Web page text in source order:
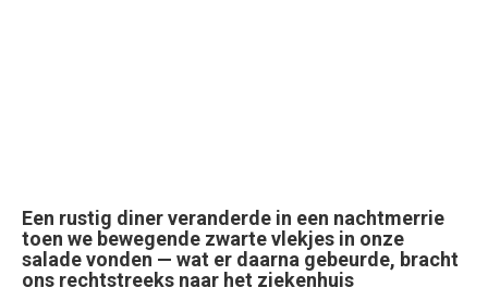
Een rustig diner veranderde in een nachtmerrie
toen we bewegende zwarte vlekjes in onze
salade vonden — wat er daarna gebeurde, bracht
ons rechtstreeks naar het ziekenhuis